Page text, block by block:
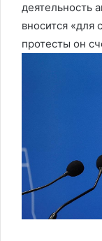
деятельность
вносится
протесты он